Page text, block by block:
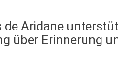
de Aridane
über Erinnerung